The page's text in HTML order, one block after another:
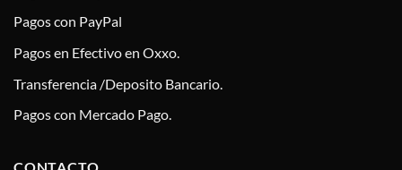
Pagos con PayPal
Pagos en Efectivo en Oxxo.
Transferencia /Deposito Bancario.
Pagos con Mercado Pago.